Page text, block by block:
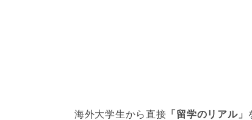
海外大学生から直接 「留学のリアル」